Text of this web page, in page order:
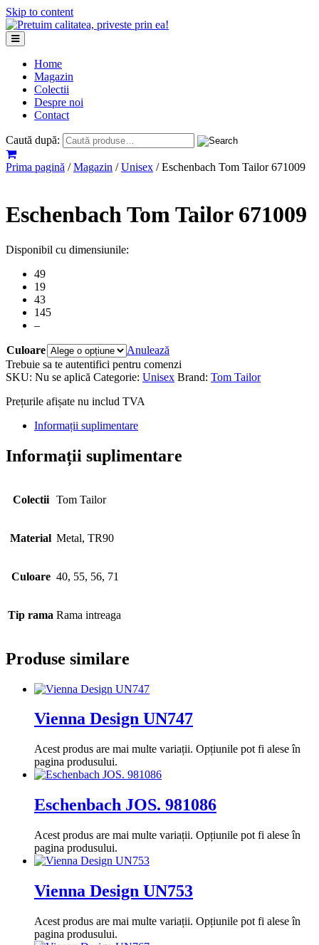
Skip to content
Home
Magazin
Colectii
Despre noi
Contact
Caută după:
Prima pagină /Magazin /Unisex / Eschenbach Tom Tailor 671009
Eschenbach Tom Tailor 671009
Disponibil cu dimensiunile:
49
19
43
145
–
Culoare
Anulează
Trebuie sa te autentifici pentru comenzi
SKU: Nu se aplică Categorie: Unisex Brand: Tom Tailor
Prețurile afișate nu includ TVA
Informații suplimentare
Informații suplimentare
Colectii Tom Tailor
Material Metal, TR90
Culoare 40, 55, 56, 71
Tip rama Rama intreaga
Produse similare
Vienna Design UN747
Acest produs are mai multe variații. Opțiunile pot fi alese în
pagina produsului.
Eschenbach JOS. 981086
Acest produs are mai multe variații. Opțiunile pot fi alese în
pagina produsului.
Vienna Design UN753
Acest produs are mai multe variații. Opțiunile pot fi alese în
pagina produsului.